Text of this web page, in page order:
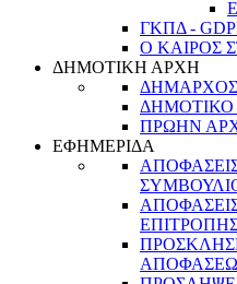
ΓΚΠΔ -
Ο ΚΑΙΡΟΣ
ΔΗΜΟΤΙΚΗ ΑΡΧΗ
ΔΗΜΑΡΧΟΣ
ΠΡΩΗΝ
ΕΦΗΜΕΡΙΔΑ